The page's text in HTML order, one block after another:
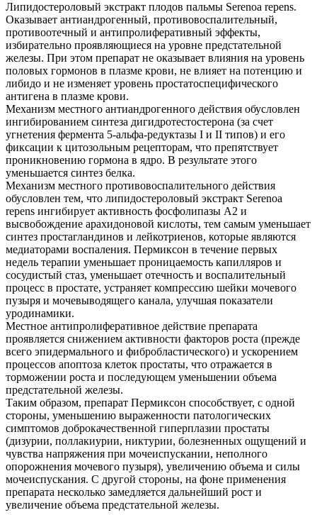
Липидостероловый экстракт плодов пальмы Serenoa repens.
Оказывает антиандрогенный, противовоспалительный,
противоотечный и антипролиферативный эффекты,
избирательно проявляющиеся на уровне предстательной
железы. При этом препарат не оказывает влияния на уровень
половых гормонов в плазме крови, не влияет на потенцию и
либидо и не изменяет уровень простатоспецифического
антигена в плазме крови.
Механизм местного антиандрогенного действия обусловлен
ингибированием синтеза дигидротестостерона (за счет
угнетения фермента 5-альфа-редуктазы I и II типов) и его
фиксации к цитозольным рецепторам, что препятствует
проникновению гормона в ядро. В результате этого
уменьшается синтез белка.
Механизм местного противовоспалительного действия
обусловлен тем, что липидостероловый экстракт Serenoa
repens ингибирует активность фосфолипазы А2 и
высвобождение арахидоновой кислоты, тем самым уменьшает
синтез простагландинов и лейкотриенов, которые являются
медиаторами воспаления. Пермиксон в течение первых
недель терапии уменьшает проницаемость капилляров и
сосудистый стаз, уменьшает отечность и воспалительный
процесс в простате, устраняет компрессию шейки мочевого
пузыря и мочевыводящего канала, улучшая показатели
уродинамики.
Местное антипролиферативное действие препарата
проявляется снижением активности факторов роста (прежде
всего эпидермального и фибробластического) и ускорением
процессов апоптоза клеток простаты, что отражается в
торможении роста и последующем уменьшении объема
предстательной железы.
Таким образом, препарат Пермиксон способствует, с одной
стороны, уменьшению выраженности патологических
симптомов доброкачественной гиперплазии простаты
(дизурии, поллакиурии, никтурии, болезненных ощущений и
чувства напряжения при мочеиспускании, неполного
опорожнения мочевого пузыря), увеличению объема и силы
мочеиспускания. С другой стороны, на фоне применения
препарата несколько замедляется дальнейший рост и
увеличение объема предстательной железы.